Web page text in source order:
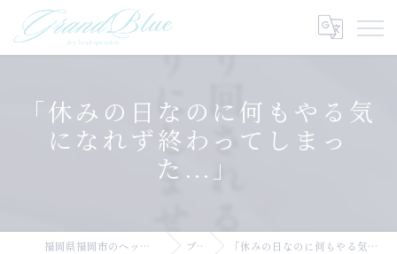
「休みの日なのに何もやる気
になれず終わってしまっ
た…」
福岡県福岡市のヘッドスパならGRANDBLUE ブログ 「休みの日なのに何もやる気になれず終わってしまった…」